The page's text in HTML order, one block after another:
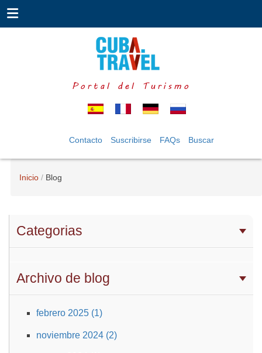
Portal del Turismo
Contacto Suscribirse FAQs Buscar
Inicio Blog
Categorias
Archivo de blog
febrero 2025 (1)
noviembre 2024 (2)